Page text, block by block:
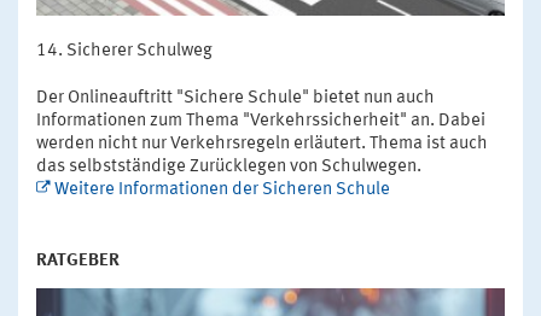
Sicherer Schulweg
Der Onlineauftritt "Sichere Schule" bietet nun auch
Informationen zum Thema "Verkehrssicherheit" an. Dabei
werden nicht nur Verkehrsregeln erläutert. Thema ist auch
das selbstständige Zurücklegen von Schulwegen.
Weitere Informationen der Sicheren Schule
RATGEBER